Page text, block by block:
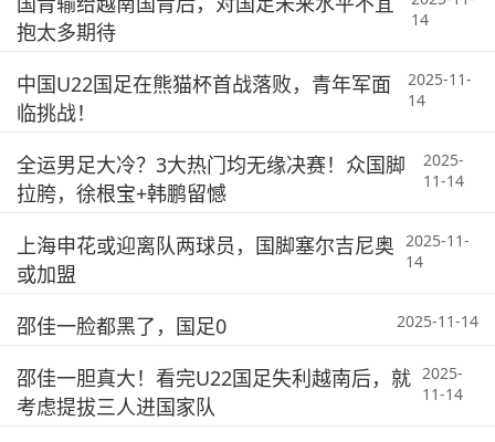
抱太多期待
14
中国U22国足在熊猫杯首战落败，青年军面
临挑战！
2025-11-
14
全运男足大冷？3大热门均无缘决赛！众国脚
拉胯，徐根宝+韩鹏留憾
2025-
11-14
上海申花或迎离队两球员，国脚塞尔吉尼奥
或加盟
2025-11-
14
邵佳一脸都黑了，国足0 2025-11-14
邵佳一胆真大！看完U22国足失利越南后，就
考虑提拔三人进国家队
2025-
11-14